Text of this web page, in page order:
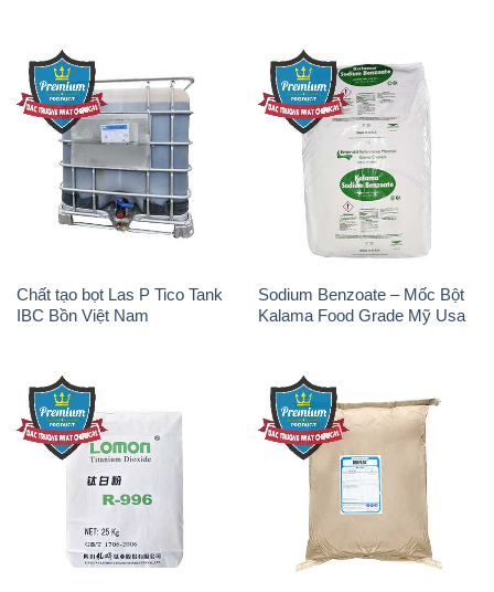
Chất tạo bọt Las P Tico Tank
IBC Bồn Việt Nam
Sodium Benzoate – Mốc Bột
Kalama Food Grade Mỹ Usa